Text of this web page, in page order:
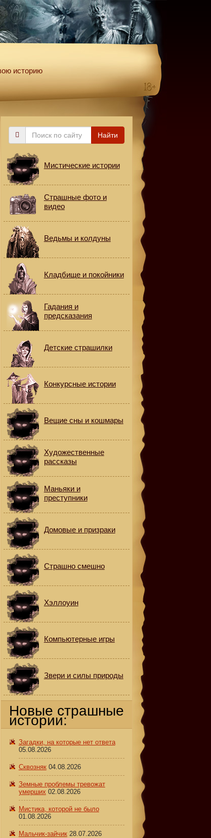
историю
Поиск
Найти
Мистические истории
Страшные фото и
видео
Ведьмы и колдуны
Кладбище и покойники
Гадания и
предсказания
Детские страшилки
Конкурсные истории
Вещие сны и кошмары
Художественные
рассказы
Маньяки и
преступники
Домовые и призраки
Страшно смешно
Хэллоуин
Компьютерные игры
Звери и силы природы
Новые страшные
истории:
Загадки, на которые нет ответа
05.08.2026
Сквозняк 04.08.2026
Земные проблемы тревожат
умерших 02.08.2026
Мистика, которой не было
01.08.2026
Мальчик-зайчик 28.07.2026